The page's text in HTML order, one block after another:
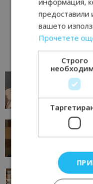
AI в
окаже
AI Travel
Тим
предоставили
вашето
Прочетете
Строго